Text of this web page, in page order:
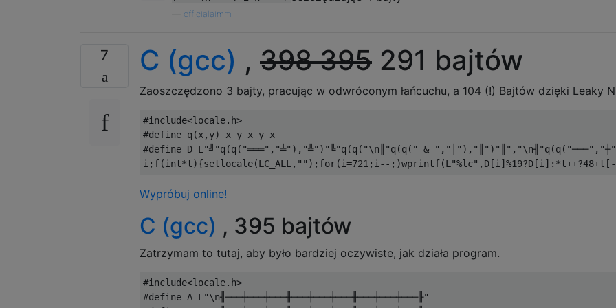
officialaimm
7 C (gcc) , 398395 291 bajtów
Zaoszczędzono 3 bajty, pracując w odwróconym łańcuchu, a 104 (!) Bajtów dzięki Leaky
#include<locale.h>
#define q (x, y)
#define D L "╝"q (q ( "═══" , "╧" ), "╩" ) "╚"q (q ( "\n║"q (q ( " & " , "│" ), "║" ) "║" , "\n╢"q (q ( "───" , "┼"
i ; f(int*t){setlocale(LC_ALL , "" ); for(i=721 ; i --;)wprintf(L "%lc" , D[i ]%19?D[i ]:*t++?48+t [-
Wypróbuj online!
C (gcc) , 395 bajtów
Zatrzymam to tutaj, aby było bardziej oczywiste, jak działa program.
#include<locale.h>
#define A L "\n╢───┼───┼───╫───┼───┼───╫───┼───┼───╟"